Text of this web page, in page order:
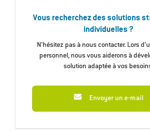
Vous recherchez des solutions
individuelles ?
N’hésitez pas à nous contacter. Lors
personnel, nous vous aiderons à
solution adaptée à vos
Envoyer un e‐mail